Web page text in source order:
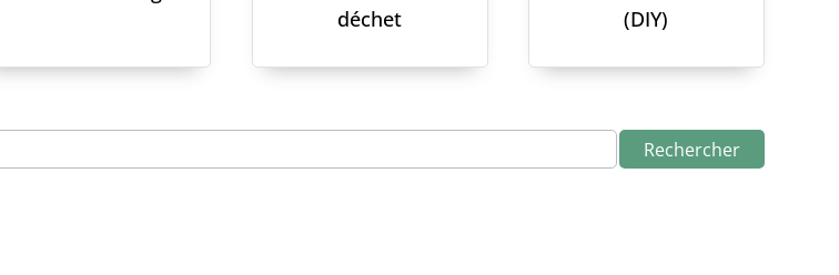
déchet
(DIY)
Rechercher